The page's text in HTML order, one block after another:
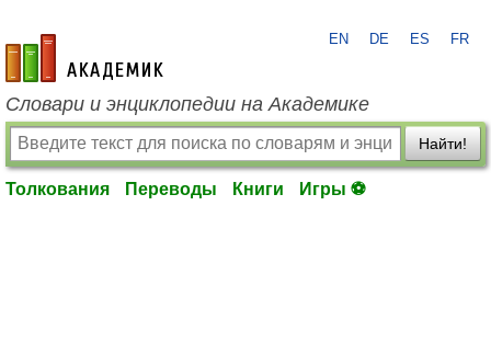
academic.ru
EN DE ES FR
Словари и энциклопедии на Академике
Найти!
Толкования Переводы Книги Игры ⚽